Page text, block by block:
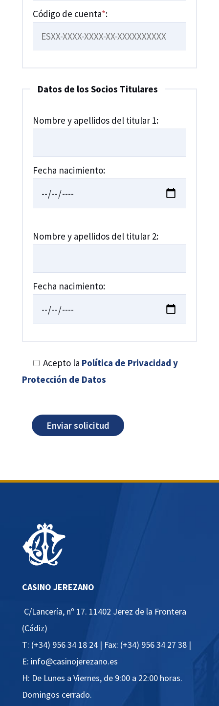
Código de cuenta*:
Datos de los Socios Titulares
Nombre y apellidos del titular 1:
Fecha nacimiento:
Nombre y apellidos del titular 2:
Fecha nacimiento:
Acepto la Política de Privacidad y
Protección de Datos
CASINO JEREZANO
C/Lancería, nº 17. 11402 Jerez de la Frontera
(Cádiz)
T: (+34) 956 34 18 24| Fax: (+34) 956 34 27 38 |
E: info@casinojerezano.es
H: De Lunes a Viernes, de 9:00 a 22:00 horas.
Domingos cerrado.